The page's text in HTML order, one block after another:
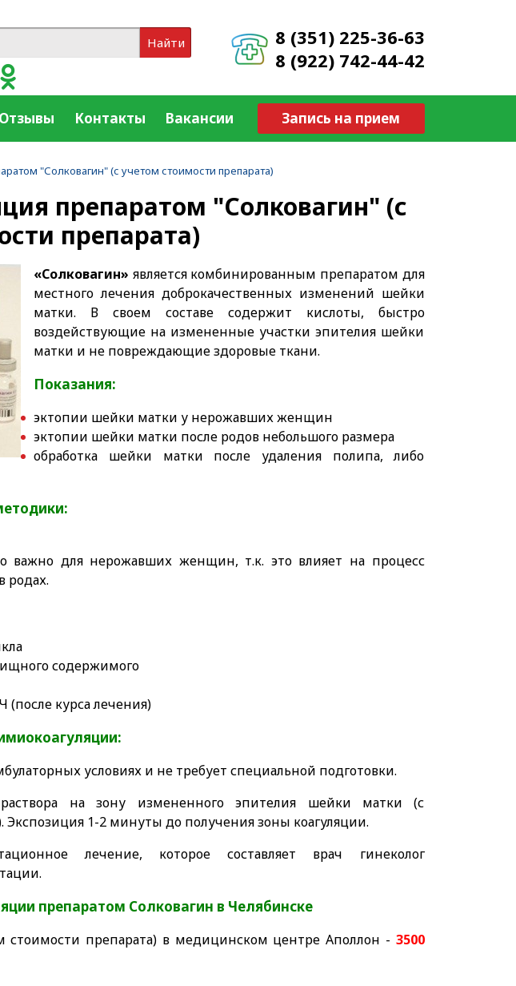
8 (351) 225-36-63
8 (922) 742-44-42
Найти
Запись на прием
Отзывы Контакты Вакансии
"Солковагин" (с учетом стоимости препарата)
препаратом "Солковагин" (с
препарата)
«Солковагин» является комбинированным препаратом для
местного лечения доброкачественных изменений шейки
матки. В своем составе содержит кислоты, быстро
воздействующие на измененные участки эпителия шейки
матки и не повреждающие здоровые ткани.
Показания:
эктопии шейки матки у нерожавших женщин
эктопии шейки матки после родов небольшого размера
обработка шейки матки после удаления полипа, либо
важно для нерожавших женщин, т.к. это влияет на процесс
родах.
содержимого
курса лечения)
условиях и не требует специальной подготовки.
на зону измененного эпителия шейки матки (с
Экспозиция 1-2 минуты до получения зоны коагуляции.
лечение, которое составляет врач гинеколог
препаратом Солковагин в Челябинске
стоимости препарата) в медицинском центре Аполлон - 3500